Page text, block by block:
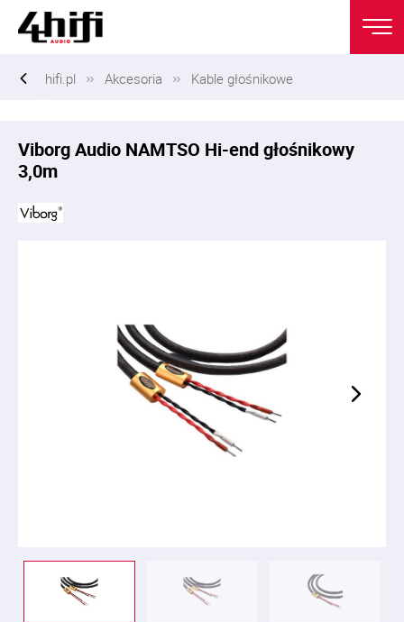
hifi.pl Akcesoria Kable głośnikowe
Viborg Audio NAMTSO Hi-end głośnikowy
3,0m